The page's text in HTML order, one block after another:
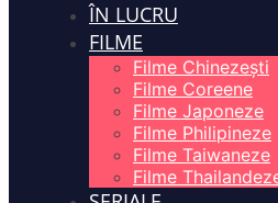
ÎN LUCRU
FILME
Filme Chinezești
Filme Coreene
Filme Japoneze
Filme Philipineze
Filme Taiwaneze
Filme